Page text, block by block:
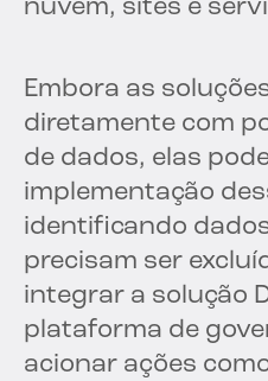
nuvem, sites e
Embora as
diretamente com
de dados, elas
implementação
identificando
precisam ser
integrar a solução
plataforma de
acionar ações